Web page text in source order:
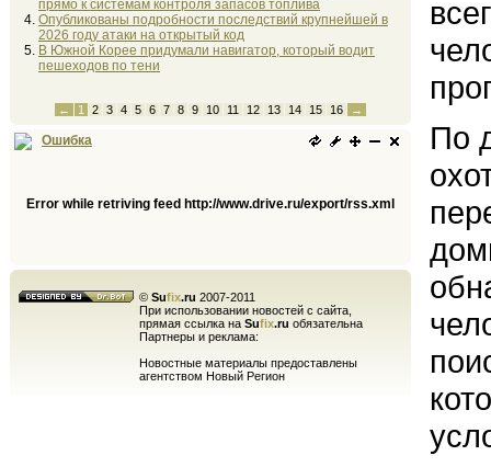
прямо к системам контроля запасов топлива
Опубликованы подробности последствий крупнейшей в
2026 году атаки на открытый код
В Южной Корее придумали навигатор, который водит
пешеходов по тени
← 1 2 3 4 5 6 7 8 9 10 11 12 13 14 15 16 →
Ошибка
Error while retriving feed http://www.drive.ru/export/rss.xml
© Sufix.ru 2007-2011
При использовании новостей с сайта,
прямая ссылка на Sufix.ru обязательна
Партнеры и реклама:
Новостные материалы предоставлены
агентством Новый Регион
По